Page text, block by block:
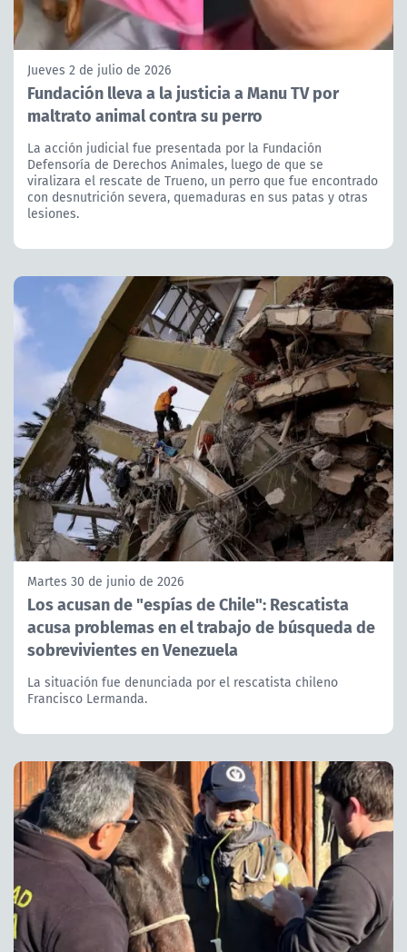
Jueves 2 de julio de 2026
Fundación lleva a la justicia a Manu TV por
maltrato animal contra su perro
La acción judicial fue presentada por la Fundación
Defensoría de Derechos Animales, luego de que se
viralizara el rescate de Trueno, un perro que fue encontrado
con desnutrición severa, quemaduras en sus patas y otras
lesiones.
Martes 30 de junio de 2026
Los acusan de "espías de Chile": Rescatista
acusa problemas en el trabajo de búsqueda de
sobrevivientes en Venezuela
La situación fue denunciada por el rescatista chileno
Francisco Lermanda.